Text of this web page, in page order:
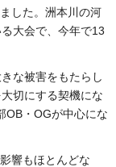
した。洲本川の河
大会で、今年で13
な被害をもたらし
切にする契機にな
OB・OGが中心にな
響もほとんどな